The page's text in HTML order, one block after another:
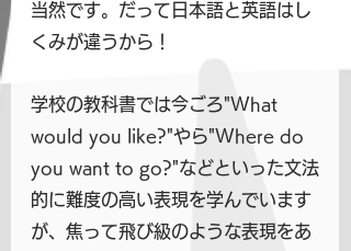
当然です。だって日本語と英語はし
くみが違うから！
学校の教科書では今ごろ"What
would you like?"やら"Where do
you want to go?"などといった文法
的に難度の高い表現を学んでいます
が、焦って飛び級のような表現をあ